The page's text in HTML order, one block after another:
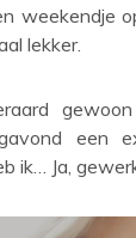
weekendje
lekker.
een
ik… Ja,